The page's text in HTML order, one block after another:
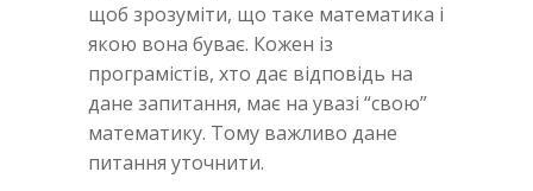
щоб зрозуміти, що таке математика і
якою вона буває. Кожен із
програмістів, хто дає відповідь на
дане запитання, має на увазі “свою”
математику. Тому важливо дане
питання уточнити.